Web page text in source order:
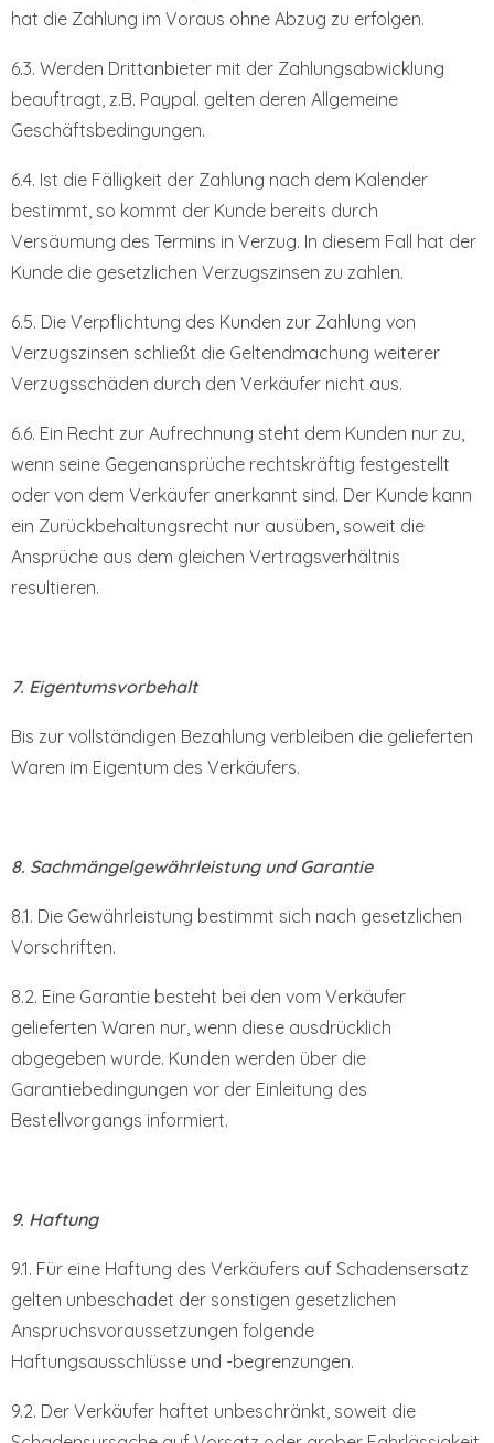
hat die Zahlung im Voraus ohne Abzug zu erfolgen.
6.3. Werden Drittanbieter mit der Zahlungsabwicklung
beauftragt, z.B. Paypal. gelten deren Allgemeine
Geschäftsbedingungen.
6.4. Ist die Fälligkeit der Zahlung nach dem Kalender
bestimmt, so kommt der Kunde bereits durch
Versäumung des Termins in Verzug. In diesem Fall hat der
Kunde die gesetzlichen Verzugszinsen zu zahlen.
6.5. Die Verpflichtung des Kunden zur Zahlung von
Verzugszinsen schließt die Geltendmachung weiterer
Verzugsschäden durch den Verkäufer nicht aus.
6.6. Ein Recht zur Aufrechnung steht dem Kunden nur zu,
wenn seine Gegenansprüche rechtskräftig festgestellt
oder von dem Verkäufer anerkannt sind. Der Kunde kann
ein Zurückbehaltungsrecht nur ausüben, soweit die
Ansprüche aus dem gleichen Vertragsverhältnis
resultieren.
7. Eigentumsvorbehalt
Bis zur vollständigen Bezahlung verbleiben die gelieferten
Waren im Eigentum des Verkäufers.
8. Sachmängelgewährleistung und Garantie
8.1. Die Gewährleistung bestimmt sich nach gesetzlichen
Vorschriften.
8.2. Eine Garantie besteht bei den vom Verkäufer
gelieferten Waren nur, wenn diese ausdrücklich
abgegeben wurde. Kunden werden über die
Garantiebedingungen vor der Einleitung des
Bestellvorgangs informiert.
9. Haftung
9.1. Für eine Haftung des Verkäufers auf Schadensersatz
gelten unbeschadet der sonstigen gesetzlichen
Anspruchsvoraussetzungen folgende
Haftungsausschlüsse und -begrenzungen.
9.2. Der Verkäufer haftet unbeschränkt, soweit die